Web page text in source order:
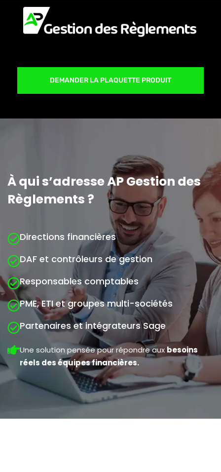
DEMANDER LA PLAQUETTE PRODUIT
À qui s’adresse AP Gestion des
Règlements ?
Directions financières
DAF et contrôleurs de gestion
Responsables comptables
PME, ETI et groupes multi-sociétés
Partenaires et intégrateurs Sage
Une solution pensée pour répondre aux besoins
réels des équipes financières.